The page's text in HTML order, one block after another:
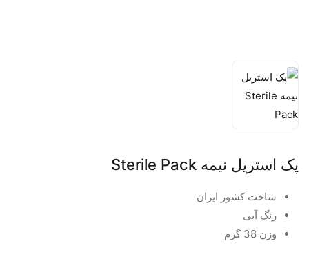
پک استریل نیمه Sterile Pack
ساخت کشور ایران
رنگ آبی
وزن 38 گرم